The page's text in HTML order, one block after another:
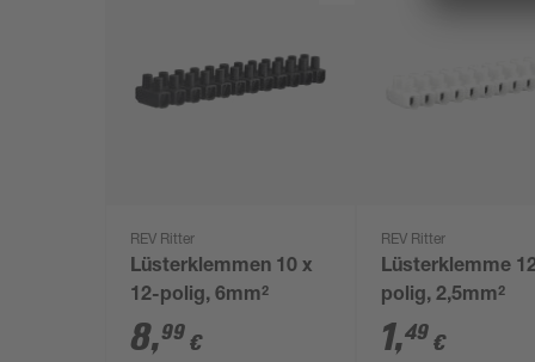
REV Ritter
Lüsterklemmen 10 x
12-polig, 6mm²
8,99 €
REV Ritter
Lüsterklemme
polig, 2,5mm²
1,49 €